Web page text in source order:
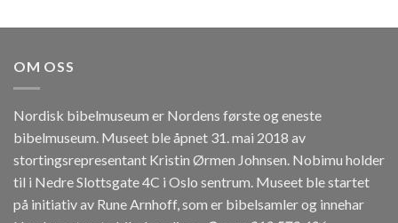
OM OSS
Nordisk bibelmuseum er Nordens første og eneste
bibelmuseum. Museet ble åpnet 31. mai 2018 av
stortingsrepresentant Kristin Ørmen Johnsen. Nobimu holder
til i Nedre Slottsgate 4C i Oslo sentrum. Museet ble startet
på initiativ av Rune Arnhoff, som er bibelsamler og innehar